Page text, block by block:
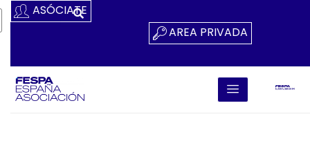
Ir
Al
ASÓCIATE
AREA PRIVADA